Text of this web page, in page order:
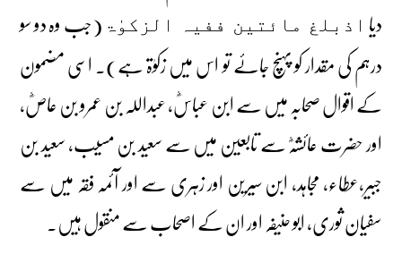
دیا اذبلغ مائتین ففیہ الزکوٰۃ (جب وہ دو سو
درہم کی مقدار کو پہنچ جائے تو اس میں زکوٰۃ ہے)۔ اسی مضمون
کے اقوال صحابہ میں سے ابن عباسؓ، عبداللہ بن عمرو بن عاصؓ،
اور حضرت عائشہؓ سے تابعین میں سے سعید بن مسیب، سعید بن
جبیر،عطاء، مجاہد، ابن سیرین اور زہری سے اور آئمہ فقہ میں سے
سفیان ثوری، ابو حنیفہ اور ان کے اصحاب سے منقول ہیں۔